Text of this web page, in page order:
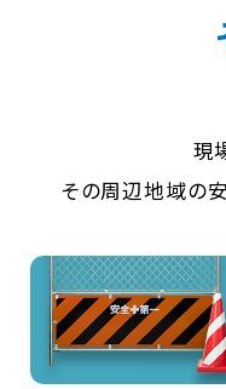
現
その周辺地域の